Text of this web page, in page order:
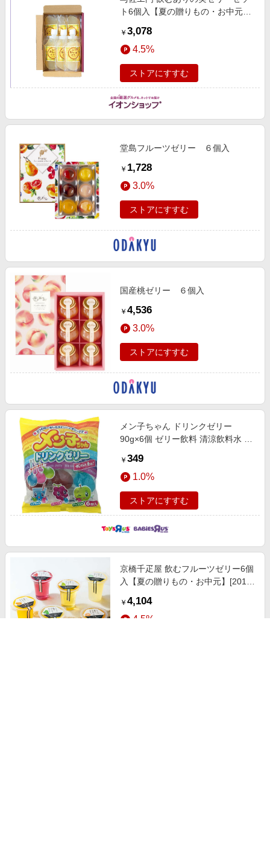
ト6個入【夏の贈りもの・お中元】
￥ 3,078
4.5%
ストアにすすむ
堂島フルーツゼリー ６個入
￥ 1,728
3.0%
ストアにすすむ
国産桃ゼリー ６個入
￥ 4,536
3.0%
ストアにすすむ
メン子ちゃん ドリンクゼリー
90g×6個 ゼリー飲料 清涼飲料水 お
ぶどう りんご 果物 お菓子 おやつ
ゼリー
￥ 349
1.0%
ストアにすすむ
京橋千疋屋 飲むフルーツゼリー6個
入【夏の贈りもの・お中元】[2017]
￥ 4,104
4.5%